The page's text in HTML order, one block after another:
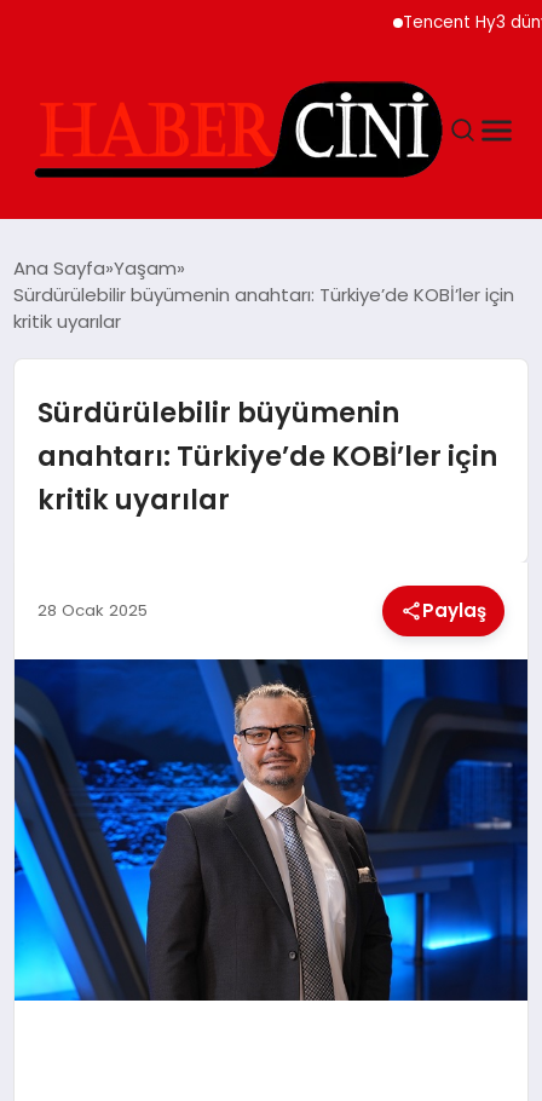
Tencent Hy3 dünya
YAŞAM
GÜNCEL
TEKNOLOJI
GENEL
EKONOMI
YEREL HABERLER
GÜNDEM
Ana Sayfa Yaşam
Sürdürülebilir büyümenin anahtarı: Türkiye’de KOBİ’ler için
kritik uyarılar
Sürdürülebilir büyümenin
anahtarı: Türkiye’de KOBİ’ler için
kritik uyarılar
28 Ocak 2025 Paylaş